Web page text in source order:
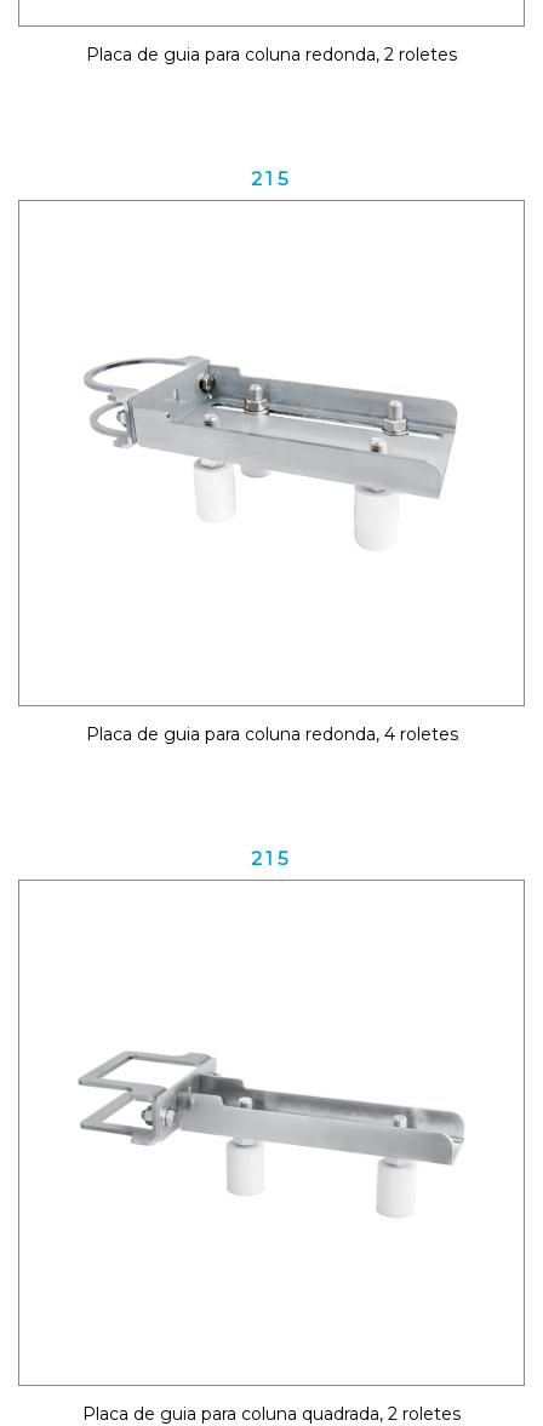
Placa de guia para coluna redonda, 2 roletes
215
Placa de guia para coluna redonda, 4 roletes
215
Placa de guia para coluna quadrada, 2 roletes